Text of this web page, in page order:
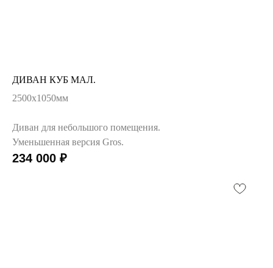
ДИВАН КУБ МАЛ.
2500х1050мм
Диван для небольшого помещения.
Уменьшенная версия Gros.
234 000 ₽